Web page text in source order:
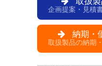
企画提案・見積
納期・
取扱製品の納期